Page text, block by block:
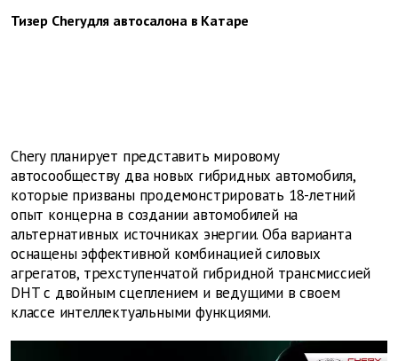
Тизер Cheryдля автосалона в Катаре
Chery планирует представить мировому
автосообществу два новых гибридных автомобиля,
которые призваны продемонстрировать 18-летний
опыт концерна в создании автомобилей на
альтернативных источниках энергии. Оба варианта
оснащены эффективной комбинацией силовых
агрегатов, трехступенчатой гибридной трансмиссией
DHT c двойным сцеплением и ведущими в своем
классе интеллектуальными функциями.